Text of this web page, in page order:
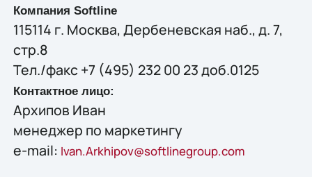
Компания Softline
115114 г. Москва, Дербеневская наб., д. 7,
стр.8
Тел./факс +7 (495) 232 00 23 доб.0125
Контактное лицо:
Архипов Иван
менеджер по маркетингу
e-mail: Ivan.Arkhipov@softlinegroup.com